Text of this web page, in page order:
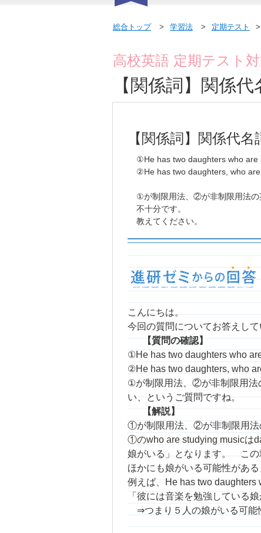
総合トップ 学習法 定期テスト
高校英語 定期テスト
【関係詞】関係
【関係詞】関係代
①He has two daughters who are
②He has two daughters, who are
①が制限用法、②が非制限用法の
不十分です。
教えてください。
こんにちは。
今回の質問についてお答えして
【質問の確認】
①He has two daughters who
②He has two daughters, who
①が制限用法、②が非制限用法
い、というご質問ですね。
【解説】
①が制限用法、②が非制限用法
①のwho are studying musicは
娘がいる」となります。 この
ほかにも娘がいる可能性がある
例えば、He has two daughters
「彼には音楽を勉強している
⇒つまり５人の娘がいる可能